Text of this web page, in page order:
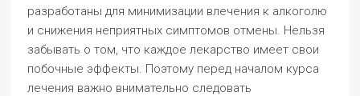
разработаны для минимизации влечения к алкоголю
и снижения неприятных симптомов отмены. Нельзя
забывать о том, что каждое лекарство имеет свои
побочные эффекты. Поэтому перед началом курса
лечения важно внимательно следовать